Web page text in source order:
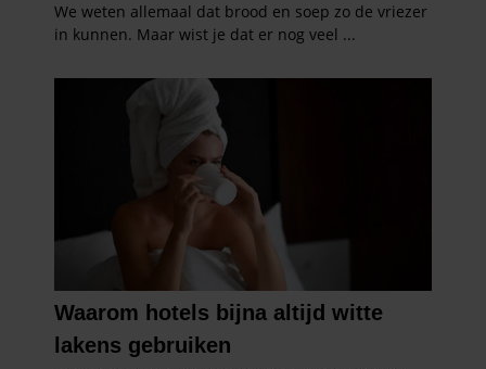
partners voor social media, adverteren en analyse. Deze
partners kunnen deze gegevens combineren met andere
verzameld op basis van uw gebruik van hun services. U
gaat akkoord met onze cookies als u onze website blijft